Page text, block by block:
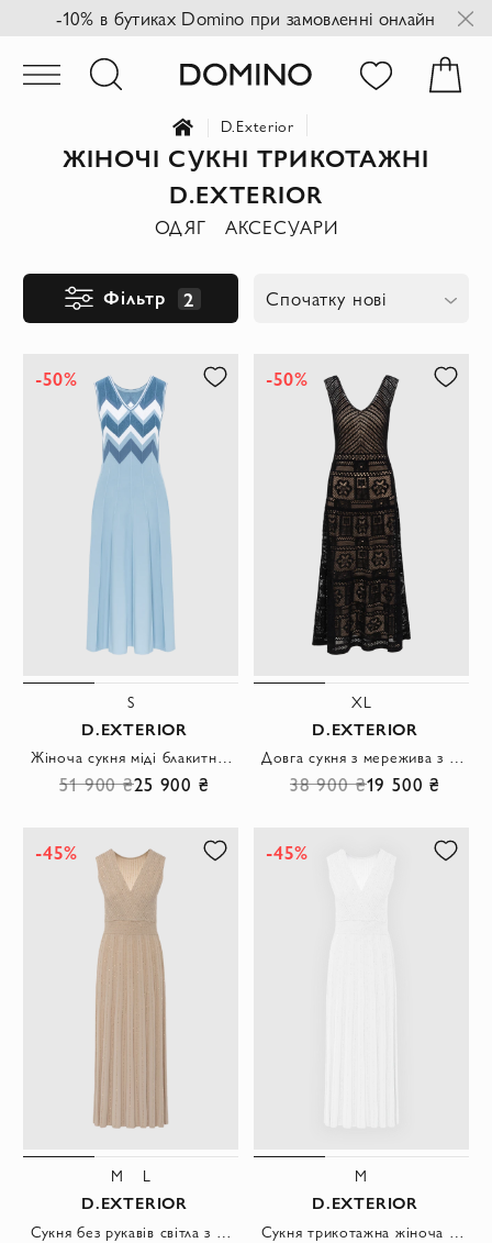
-10% в бутиках Domino при замовленні онлайн
D.Exterior
ЖІНОЧІ СУКНІ ТРИКОТАЖНІ
D.EXTERIOR
ОДЯГ АКСЕСУАРИ
Фільтр 2 Спочатку нові
-50%
S
D.EXTERIOR
Жіноча сукня міді блакитна з V-подібним вирізом
51 900 ₴25 900 ₴
-50%
XL
D.EXTERIOR
Довга сукня з мережива з глибоким V-подібним вирізом
38 900 ₴19 500 ₴
-45%
M L
D.EXTERIOR
-45%
M
D.EXTERIOR